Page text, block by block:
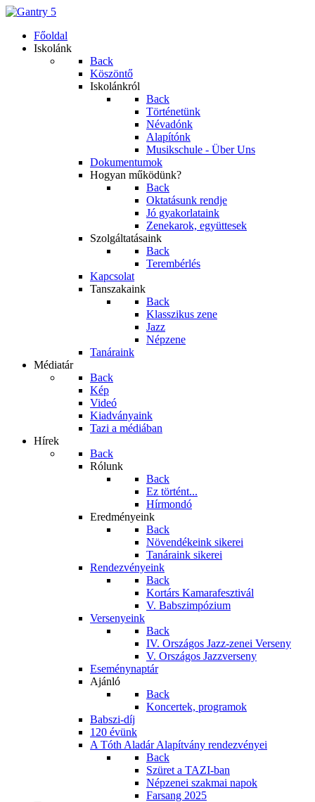
Főoldal
Iskolánk
Back
Köszöntő
Iskolánkról
Back
Történetünk
Névadónk
Alapítónk
Musikschule - Über Uns
Dokumentumok
Hogyan működünk?
Back
Oktatásunk rendje
Jó gyakorlataink
Zenekarok, együttesek
Szolgáltatásaink
Back
Terembérlés
Kapcsolat
Tanszakaink
Back
Klasszikus zene
Jazz
Népzene
Tanáraink
Médiatár
Back
Kép
Videó
Kiadványaink
Tazi a médiában
Hírek
Back
Rólunk
Back
Ez történt...
Hírmondó
Eredményeink
Back
Növendékeink sikerei
Tanáraink sikerei
Rendezvényeink
Back
Kortárs Kamarafesztivál
V. Babszimpózium
Versenyeink
Back
IV. Országos Jazz-zenei Verseny
V. Országos Jazzverseny
Eseménynaptár
Ajánló
Back
Koncertek, programok
Babszi-díj
120 évünk
A Tóth Aladár Alapítvány rendezvényei
Back
Szüret a TAZI-ban
Népzenei szakmai napok
Farsang 2025